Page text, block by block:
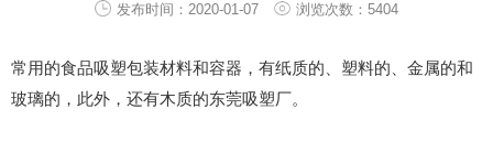
发布时间：2020-01-07 浏览次数：5404
常用的食品吸塑包装材料和容器，有纸质的、塑料的、金属的和
玻璃的，此外，还有木质的东莞吸塑厂。